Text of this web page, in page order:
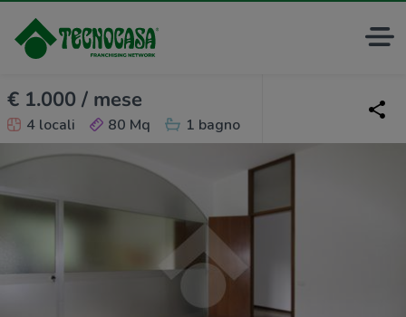
€ 1.000 / mese
4 locali 80 Mq 1 bagno